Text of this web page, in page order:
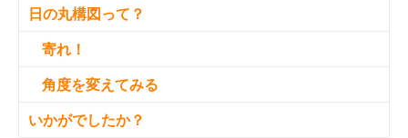
日の丸構図って？
寄れ！
角度を変えてみる
いかがでしたか？